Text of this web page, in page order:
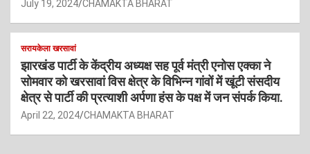
July 19, 2024 CHAMAKTA BHARAT
सरायकेला खरसावां
झारखंड पार्टी के केंद्रीय अध्यक्ष सह पूर्व मंत्री एनोस एक्का ने
सोमवार को खरसावां विस क्षेत्र के विभिन्न गांवों में खूंटी संसदीय
क्षेत्र से पार्टी की प्रत्याशी अर्पणा हंस के पक्ष में जन संपर्क किया.
April 22, 2024 CHAMAKTA BHARAT